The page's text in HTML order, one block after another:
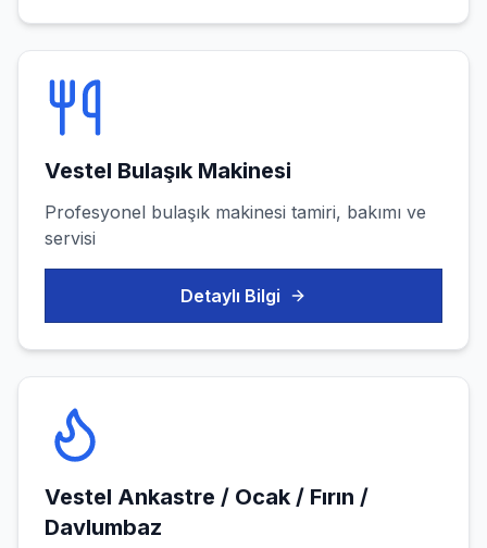
Vestel Bulaşık Makinesi
Profesyonel bulaşık makinesi tamiri, bakımı ve
servisi
Detaylı Bilgi
Vestel Ankastre / Ocak / Fırın /
Davlumbaz